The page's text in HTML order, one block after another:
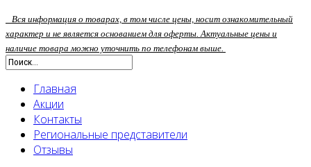
Вся информация о товарах, в том числе цены, носит ознакомительный
характер и не является основанием для оферты. Актуальные цены и
наличие товара можно уточнить по телефонам выше.
Главная
Акции
Контакты
Региональные представители
Отзывы